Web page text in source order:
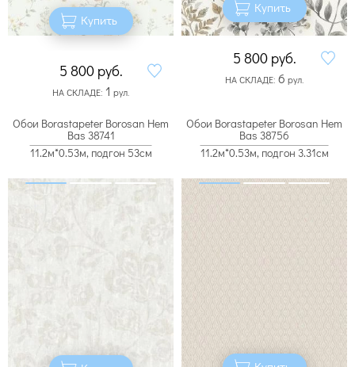
Купить
5 800 руб.
НА СКЛАДЕ: 1 рул.
Купить
5 800 руб.
НА СКЛАДЕ: 6 рул.
Обои Borastapeter Borosan Hem
Bas 38741
11.2м*0.53м, подгон 53см
Обои Borastapeter Borosan Hem
Bas 38756
11.2м*0.53м, подгон 3.31см